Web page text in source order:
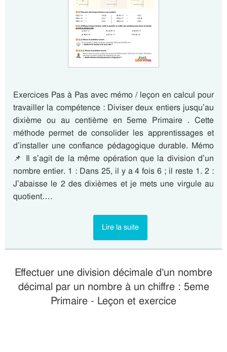
Exercices Pas à Pas avec mémo / leçon en calcul pour
travailler la compétence : Diviser deux entiers jusqu’au
dixième ou au centième en 5eme Primaire . Cette
méthode permet de consolider les apprentissages et
d’installer une confiance pédagogique durable. Mémo
📌 Il s’agit de la même opération que la division d’un
nombre entier. 1 : Dans 25, il y a 4 fois 6 ; il reste 1. 2 :
J’abaisse le 2 des dixièmes et je mets une virgule au
quotient….
Lire la suite
Effectuer une division décimale d’un nombre
décimal par un nombre à un chiffre : 5eme
Primaire - Leçon et exercice